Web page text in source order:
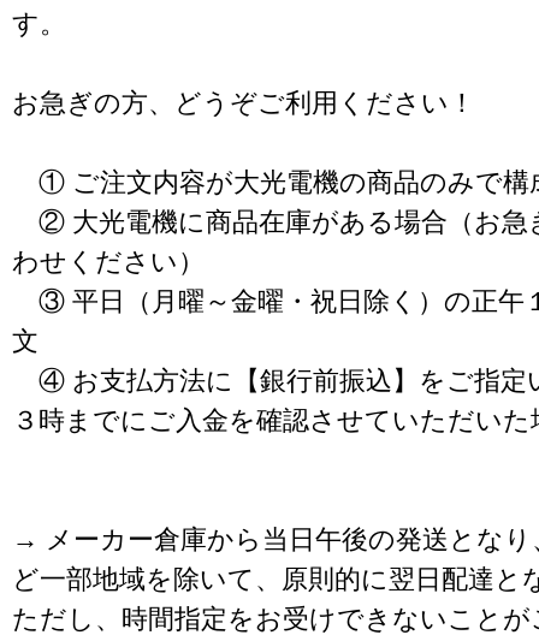
す。
お急ぎの方、どうぞご利用ください！
① ご注文内容が大光電機の商品のみで構
② 大光電機に商品在庫がある場合（お急
わせください）
③ 平日（月曜～金曜・祝日除く）の正午
文
④ お支払方法に【銀行前振込】をご指定
３時までにご入金を確認させていただいた
→ メーカー倉庫から当日午後の発送となり
ど一部地域を除いて、原則的に翌日配達と
ただし、時間指定をお受けできないこと